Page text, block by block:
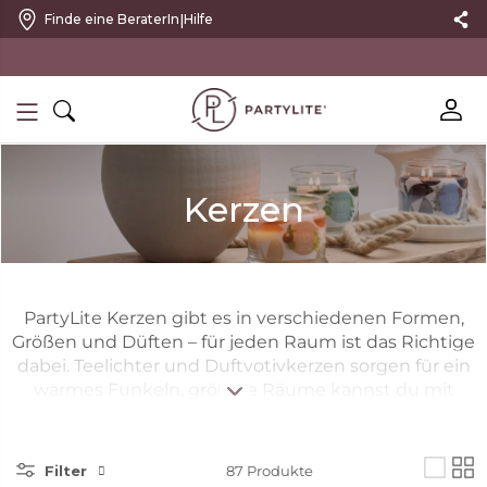
Finde eine BeraterIn|Hilfe
Kerzen
PartyLite Kerzen gibt es in verschiedenen Formen,
Größen und Düften – für jeden Raum ist das Richtige
dabei. Teelichter und Duftvotivkerzen sorgen für ein
warmes Funkeln, größere Räume kannst du mit
Stumpenkerzen bieten ein dezentes Design und
Filter 87 Produkte